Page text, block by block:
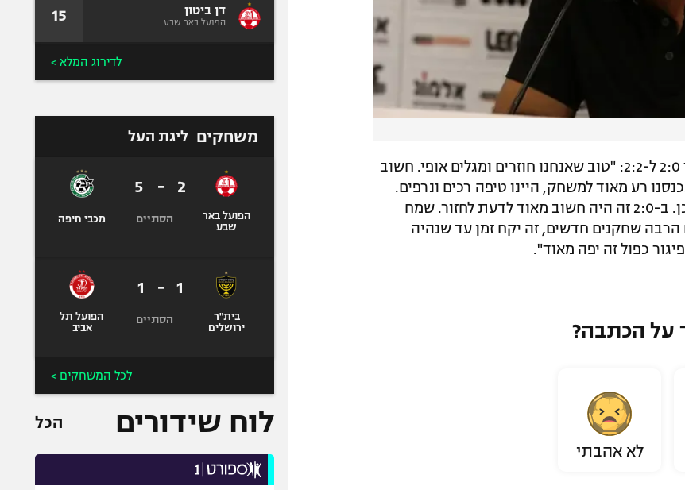
המאמן רוני לוי אמר הערב אחרי החזרה מפיגור 2:0 ל-2:2: "טוב שאנחנו חוזרים ומגלים אופי. חשוב
רע מאוד למשחק, היינו טיפה רכים ונרפים.
להיות מול קבוצה מהירה כזאת בפיגור זה מסוכן. ב-2:0 זה היה חשוב מאוד לדעת לחזור. שמח
הרבה שחקנים חדשים, זה יקח זמן עד שנהיה
כפול זה יפה מאוד".
על הכתבה?
לא אהבתי
דן ביטון
הפועל באר שבע 15
לדירוג המלא >
משחקים ליגת העל
הפועל באר
שבע
2
-
5
הסתיים מכבי חיפה
בית"ר
ירושלים
1
-
1
הסתיים
הפועל תל
אביב
לכל המשחקים >
לוח שידורים הכל